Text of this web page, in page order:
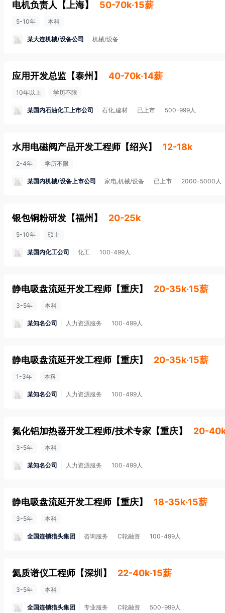
电机负责人 【 上海】 50-70k·15薪
5-10年 本科
某大连机械/设备公司 机械/设备
应用开发总监 【泰州 】 40-70k·14薪
10年以上 学历不限
某国内石油化工上市公司 石化,建材 已上市 500-999人
水用电磁阀产品开发工程师 【绍兴】 12-18k
2-4年 学历不限
某国内机械/设备上市公司 家电,机械/设备 已上市 2000-5000人
银包铜粉研发 【福州 】 20-25k
5-10年 硕士
某国内化工公司 化工 100-499人
静电吸盘流延开发工程师 【重庆】 20-35k·15薪
3-5年 本科
某知名公司 人力资源服务 100-499人
静电吸盘流延开发工程师 【重庆】 20-35k·15薪
1-3年 本科
某知名公司 人力资源服务 100-499人
氮化铝加热器开发工程师/技术专家 【重庆】 20-
3-5年 本科
某知名公司 人力资源服务 100-499人
静电吸盘流延开发工程师 【重庆】 18-35k·15薪
3-5年 本科
全国连锁猎头集团 咨询服务 C轮融资 100-499人
氦质谱仪工程师 【深圳 】 22-40k·15薪
3-5年 本科
全国连锁猎头集团 专业服务 C轮融资 500-999人